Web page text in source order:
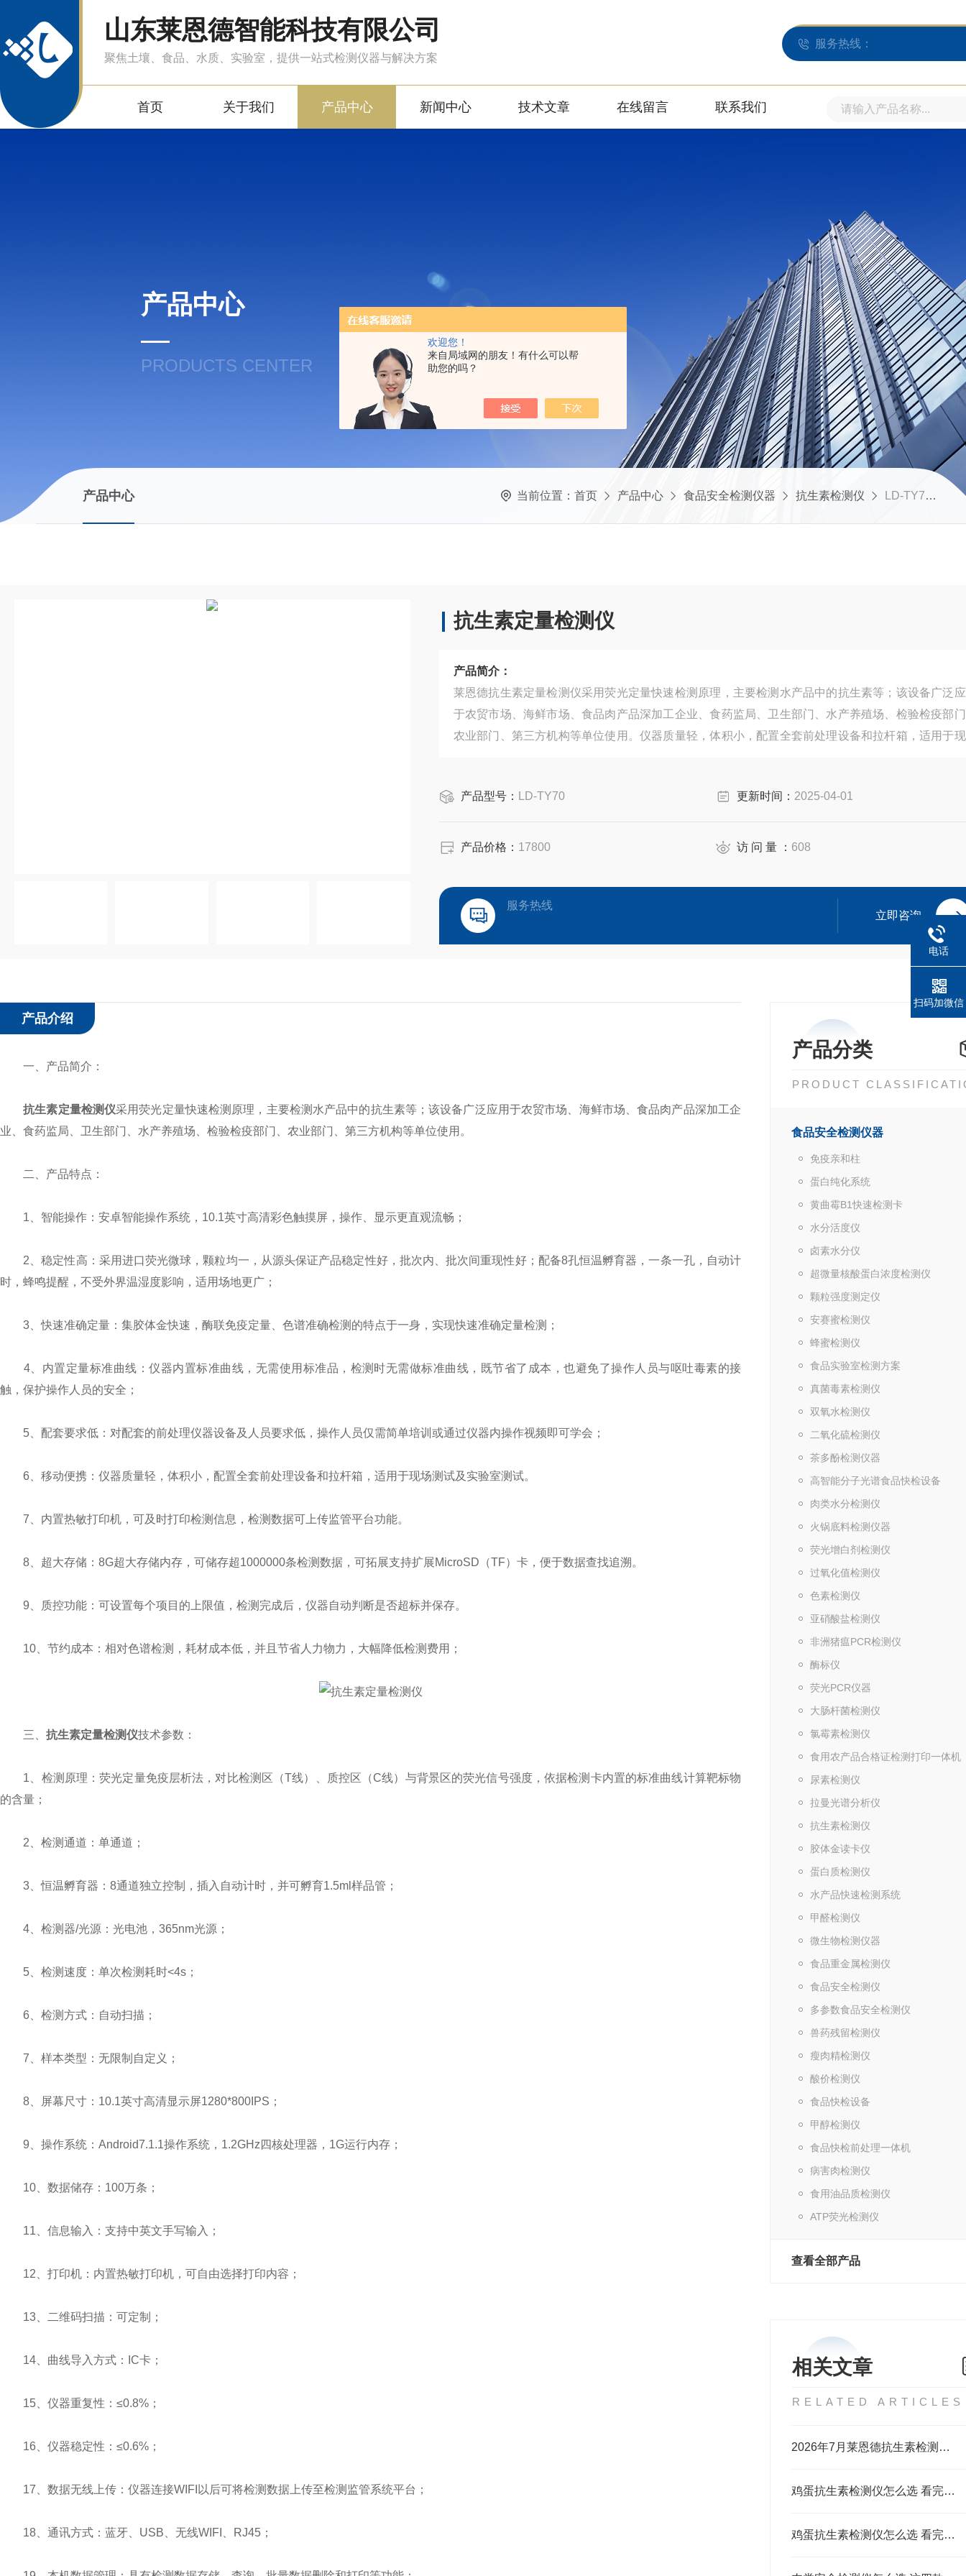
欢迎您！
来自局域网的朋友！有什么可以帮
助您的吗？
山东莱恩德智能科技有限公司
聚焦土壤、食品、水质、实验室，提供一站式检测仪器与解决方案
服务热线：
首页 关于我们 产品中心 新闻中心 技术文章 在线留言 联系我们
产品中心
PRODUCTS CENTER
产品中心 当前位置： 首页 产品中心 食品安全检测仪器 抗生素检测仪 LD-TY70抗生素定量检测仪
抗生素定量检测仪
产品简介：
莱恩德抗生素定量检测仪采用荧光定量快速检测原理，主要检测水产品中的抗生素等；该设备广泛
于农贸市场、海鲜市场、食品肉产品深加工企业、食药监局、卫生部门、水产养殖场、检验检疫部
农业部门、第三方机构等单位使用。仪器质量轻，体积小，配置全套前处理设备和拉杆箱，适用于
产品型号： LD-TY70 更新时间： 2025-04-01
产品价格： 17800 访 问 量 ： 608
服务热线
立即咨询
产品分类
PRODUCT
食品安全检测仪器
免疫亲和柱
蛋白纯化系统
黄曲霉B1快速检测卡
水分活度仪
卤素水分仪
超微量核酸蛋白浓度检测仪
颗粒强度测定仪
安赛蜜检测仪
蜂蜜检测仪
食品实验室检测方案
真菌毒素检测仪
双氧水检测仪
二氧化硫检测仪
茶多酚检测仪器
高智能分子光谱食品快检设备
肉类水分检测仪
火锅底料检测仪器
荧光增白剂检测仪
过氧化值检测仪
色素检测仪
亚硝酸盐检测仪
非洲猪瘟PCR检测仪
酶标仪
荧光PCR仪器
大肠杆菌检测仪
氯霉素检测仪
食用农产品合格证检测打印一体机
尿素检测仪
拉曼光谱分析仪
抗生素检测仪
胶体金读卡仪
蛋白质检测仪
水产品快速检测系统
甲醛检测仪
微生物检测仪器
食品重金属检测仪
食品安全检测仪
多参数食品安全检测仪
兽药残留检测仪
瘦肉精检测仪
酸价检测仪
食品快检设备
甲醇检测仪
食品快检前处理一体机
病害肉检测仪
食用油品质检测仪
ATP荧光检测仪
查看全部产品
相关文章
RELATED ARTICLES
2026年7月莱恩德抗生素检测仪 食品企业选购指南
鸡蛋抗生素检测仪怎么选 看完这篇问答就明白了
鸡蛋抗生素检测仪怎么选 看完这篇就懂了
产品介绍
一、产品简介：
抗生素定量检测仪采用荧光定量快速检测原理，主要检测水产品中的抗生素等；该设备广泛应用于农贸市场、海鲜市场、食品肉产品深加工企
业、食药监局、卫生部门、水产养殖场、检验检疫部门、农业部门、第三方机构等单位使用。
二、产品特点：
1、智能操作：安卓智能操作系统，10.1英寸高清彩色触摸屏，操作、显示更直观流畅；
2、稳定性高：采用进口荧光微球，颗粒均一，从源头保证产品稳定性好，批次内、批次间重现性好；配备8孔恒温孵育器，一条一孔，自动计
时，蜂鸣提醒，不受外界温湿度影响，适用场地更广；
3、快速准确定量：集胶体金快速，酶联免疫定量、色谱准确检测的特点于一身，实现快速准确定量检测；
4、内置定量标准曲线：仪器内置标准曲线，无需使用标准品，检测时无需做标准曲线，既节省了成本，也避免了操作人员与呕吐毒素的接
触，保护操作人员的安全；
5、配套要求低：对配套的前处理仪器设备及人员要求低，操作人员仅需简单培训或通过仪器内操作视频即可学会；
6、移动便携：仪器质量轻，体积小，配置全套前处理设备和拉杆箱，适用于现场测试及实验室测试。
7、内置热敏打印机，可及时打印检测信息，检测数据可上传监管平台功能。
8、超大存储：8G超大存储内存，可储存超1000000条检测数据，可拓展支持扩展MicroSD（TF）卡，便于数据查找追溯。
9、质控功能：可设置每个项目的上限值，检测完成后，仪器自动判断是否超标并保存。
10、节约成本：相对色谱检测，耗材成本低，并且节省人力物力，大幅降低检测费用；
三、 抗生素定量检测仪技术参数：
1、检测原理：荧光定量免疫层析法，对比检测区（T线）、质控区（C线）与背景区的荧光信号强度，依据检测卡内置的标准曲线计算靶标物
的含量；
2、检测通道：单通道；
3、恒温孵育器：8通道独立控制，插入自动计时，并可孵育1.5ml样品管；
4、检测器/光源：光电池，365nm光源；
5、检测速度：单次检测耗时<4s；
6、检测方式：自动扫描；
7、样本类型：无限制自定义；
8、屏幕尺寸：10.1英寸高清显示屏1280*800IPS；
9、操作系统：Android7.1.1操作系统，1.2GHz四核处理器，1G运行内存；
10、数据储存：100万条；
11、信息输入：支持中英文手写输入；
12、打印机：内置热敏打印机，可自由选择打印内容；
13、二维码扫描：可定制；
14、曲线导入方式：IC卡；
15、仪器重复性：≤0.8%；
16、仪器稳定性：≤0.6%；
17、数据无线上传：仪器连接WIFI以后可将检测数据上传至检测监管系统平台；
18、通讯方式：蓝牙、USB、无线WIFI、RJ45；
电话
扫码加微信